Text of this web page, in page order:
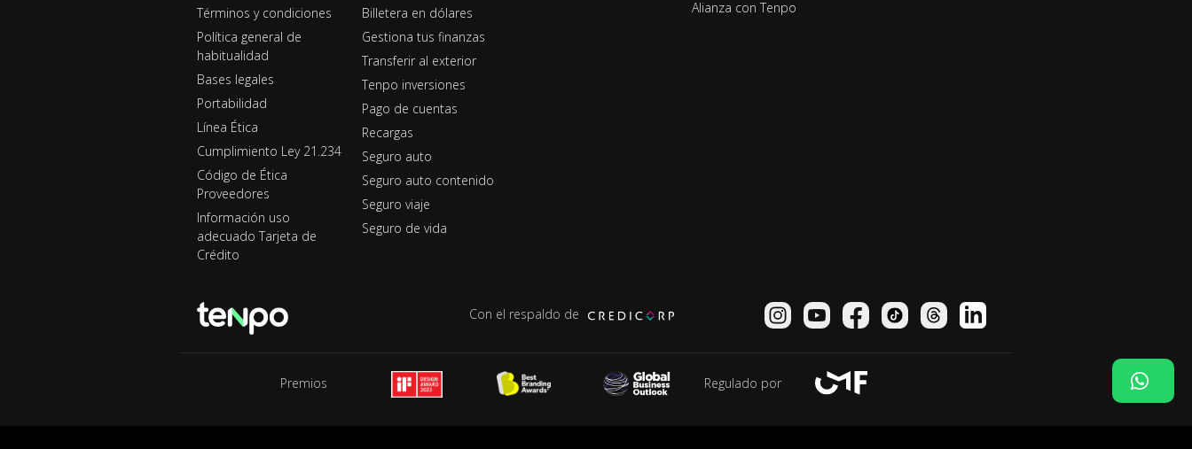
Términos y condiciones
Política general de
habitualidad
Bases legales
Portabilidad
Línea Ética
Cumplimiento Ley 21.234
Código de Ética
Proveedores
Información uso
adecuado Tarjeta de
Crédito
Billetera en dólares
Gestiona tus finanzas
Transferir al exterior
Tenpo inversiones
Pago de cuentas
Recargas
Seguro auto
Seguro auto contenido
Seguro viaje
Seguro de vida
Alianza con Tenpo
Con el respaldo de
Premios Regulado por